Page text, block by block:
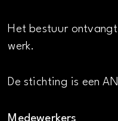
Het bestuur
werk.
De stichting is een
Medewerkers